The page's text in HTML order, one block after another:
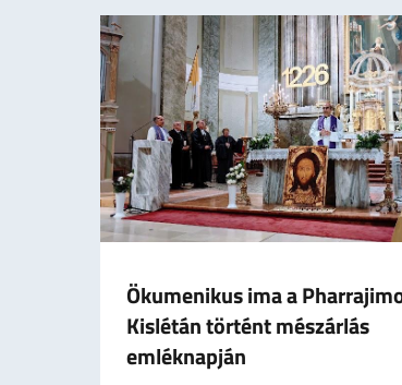
Ökumenikus ima a
Kislétán történt mészárlás
emléknapján